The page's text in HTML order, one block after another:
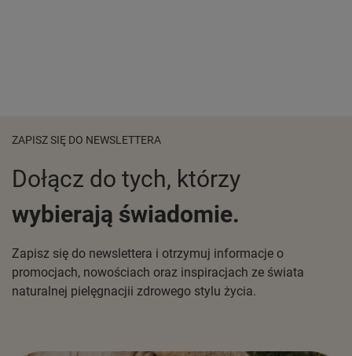
ZAPISZ SIĘ DO NEWSLETTERA
Dołącz do tych, którzy
wybierają świadomie.
Zapisz się do newslettera i otrzymuj informacje o
promocjach, nowościach oraz inspiracjach ze świata
naturalnej pielęgnacjii zdrowego stylu życia.